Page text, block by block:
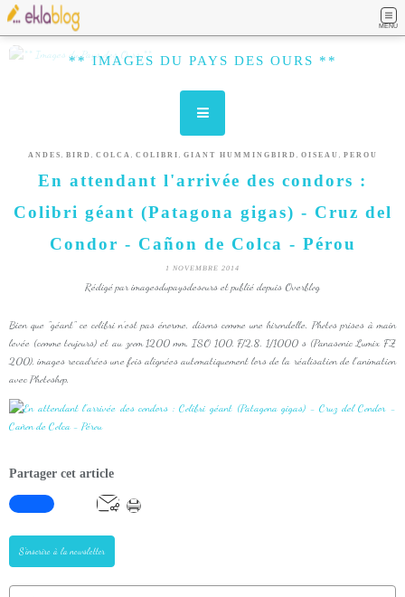
MENU
** IMAGES DU PAYS DES OURS **
ANDES , BIRD , COLCA , COLIBRI , GIANT HUMMINGBIRD , OISEAU , PEROU
En attendant l'arrivée des condors :
Colibri géant (Patagona gigas) - Cruz del
Condor - Cañon de Colca - Pérou
1 NOVEMBRE 2014
Rédigé par imagesdupaysdesours et publié depuis Overblog
Bien que "géant" ce colibri n'est pas énorme, disons comme une hirondelle. Photos prises à main
levée (comme toujours) et au zoom 1200 mm, ISO 100, F/2.8, 1/1000 s (Panasonic Lumix FZ
200), images recadrées une fois alignées automatiquement lors de la réalisation de l'animation
avec Photoshop.
Partager cet article
S'inscrire à la newsletter